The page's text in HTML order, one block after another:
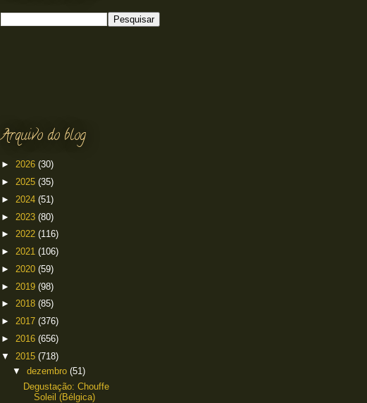
Arquivo do blog
► 2026 (30)
► 2025 (35)
► 2024 (51)
► 2023 (80)
► 2022 (116)
► 2021 (106)
► 2020 (59)
► 2019 (98)
► 2018 (85)
► 2017 (376)
► 2016 (656)
▼ 2015 (718)
▼ dezembro (51)
Degustação: Chouffe
Soleil (Bélgica)